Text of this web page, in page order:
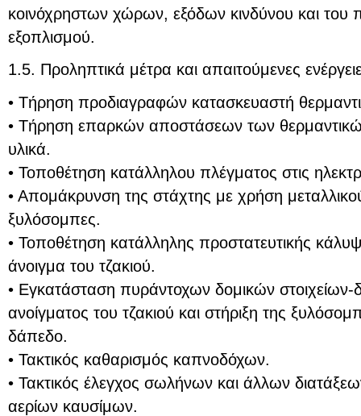
κοινόχρηστων χώρων, εξόδων κινδύνου και του
εξοπλισμού.
1.5. Προληπτικά μέτρα και απαιτούμενες
• Τήρηση προδιαγραφών κατασκευαστή
• Τήρηση επαρκών αποστάσεων των
υλικά.
• Τοποθέτηση κατάλληλου πλέγματος στις
• Απομάκρυνση της στάχτης με χρήση
ξυλόσομπες.
• Τοποθέτηση κατάλληλης προστατευτικής
άνοιγμα του τζακιού.
• Εγκατάσταση πυράντοχων δομικών
ανοίγματος του τζακιού και στήριξη της
δάπεδο.
• Τακτικός καθαρισμός καπνοδόχων.
• Τακτικός έλεγχος σωλήνων και άλλων
αερίων καυσίμων.